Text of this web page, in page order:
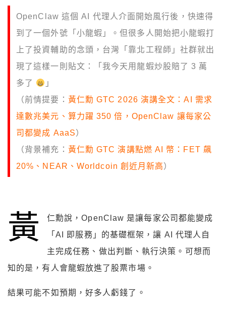
OpenClaw 這個 AI 代理人介面開始風行後，快速得
到了一個外號「小龍蝦」。但很多人開始把小龍蝦打
上了投資輔助的念頭，台灣「靠北工程師」社群就出
現了這樣一則貼文：「我今天用龍蝦炒股賠了 3 萬
多了
」
（前情提要： 黃仁勳 GTC 2026 演講全文：AI 需求
達數兆美元、算力躍 350 倍，OpenClaw 讓每家公
司都變成 AaaS）
（背景補充： 黃仁勳 GTC 演講點燃 AI 幣：FET 飆
20%、NEAR、Worldcoin 創近月新高）
黃
仁勳說，OpenClaw 是讓每家公司都能變成
「AI 即服務」的基礎框架，讓 AI 代理人自
主完成任務、做出判斷、執行決策。可想而
知的是，有人會龍蝦放進了股票市場。
結果可能不如預期，好多人虧錢了。